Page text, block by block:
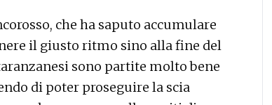
che ha saputo accumulare
il giusto ritmo sino alla fine del
sono partite molto bene
di poter proseguire la scia